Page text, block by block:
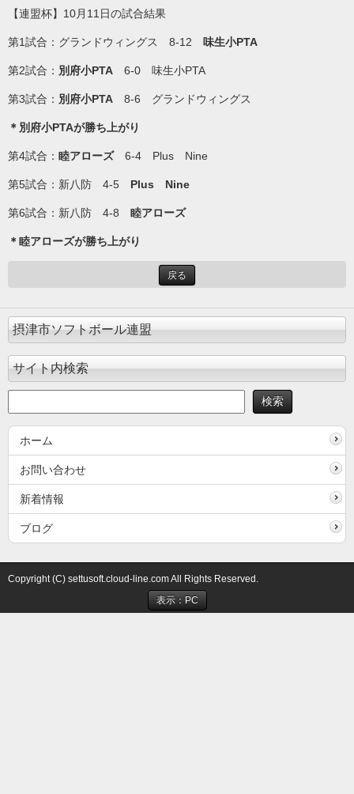
【連盟杯】10月11日の試合結果
第1試合：グランドウィングス 8-12 味生小PTA
第2試合： 別府小PTA 6-0 味生小PTA
第3試合： 別府小PTA 8-6 グランドウィングス
＊別府小PTAが勝ち上がり
第4試合： 睦アローズ6-4 Plus Nine
第5試合：新八防 4-5 Plus Nine
第6試合：新八防 4-8 睦アローズ
＊睦アローズが勝ち上がり
戻る
摂津市ソフトボール連盟
サイト内検索
ホーム
お問い合わせ
新着情報
ブログ
Copyright (C) settusoft.cloud-line.com All Rights Reserved.
表示：PC